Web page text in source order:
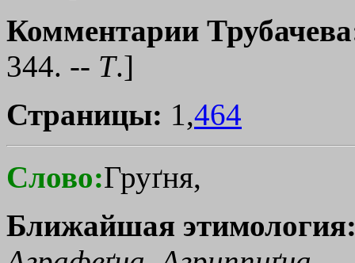
Комментарии
344. -- Т.]
Страницы: 1,464
Слово:Груґня,
Ближайшая